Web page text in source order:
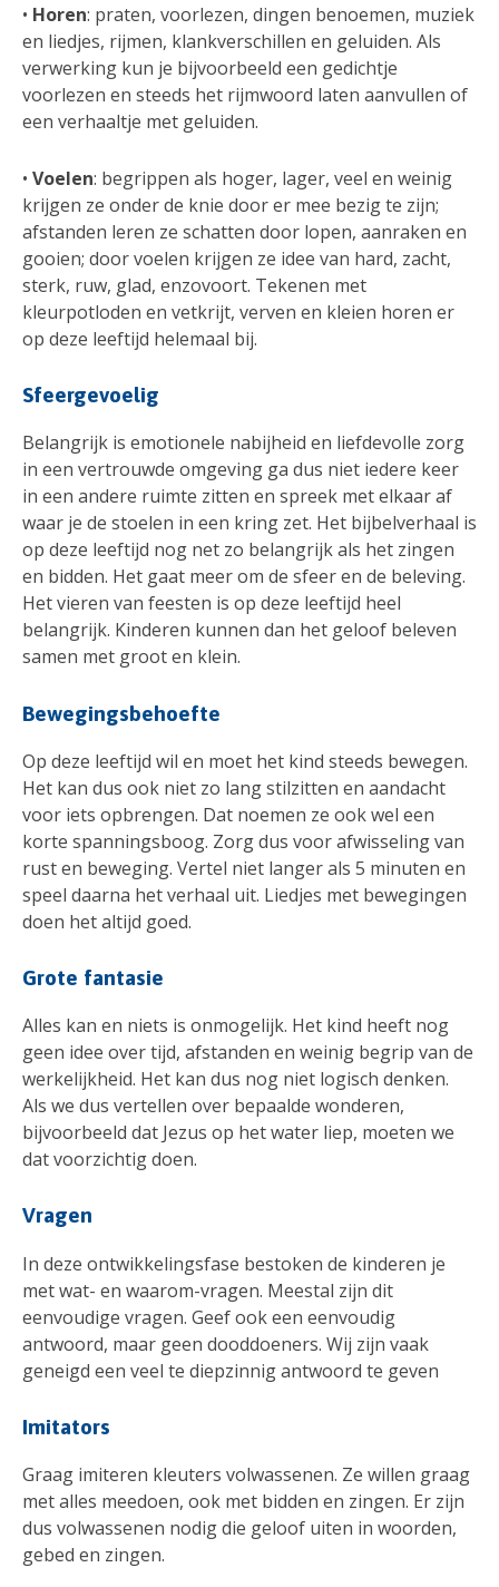
• Horen: praten, voorlezen, dingen benoemen, muziek
en liedjes, rijmen, klankverschillen en geluiden. Als
verwerking kun je bijvoorbeeld een gedichtje
voorlezen en steeds het rijmwoord laten aanvullen of
een verhaaltje met geluiden.
• Voelen: begrippen als hoger, lager, veel en weinig
krijgen ze onder de knie door er mee bezig te zijn;
afstanden leren ze schatten door lopen, aanraken en
gooien; door voelen krijgen ze idee van hard, zacht,
sterk, ruw, glad, enzovoort. Tekenen met
kleurpotloden en vetkrijt, verven en kleien horen er
op deze leeftijd helemaal bij.
Sfeergevoelig
Belangrijk is emotionele nabijheid en liefdevolle zorg
in een vertrouwde omgeving ga dus niet iedere keer
in een andere ruimte zitten en spreek met elkaar af
waar je de stoelen in een kring zet. Het bijbelverhaal is
op deze leeftijd nog net zo belangrijk als het zingen
en bidden. Het gaat meer om de sfeer en de beleving.
Het vieren van feesten is op deze leeftijd heel
belangrijk. Kinderen kunnen dan het geloof beleven
samen met groot en klein.
Bewegingsbehoefte
Op deze leeftijd wil en moet het kind steeds bewegen.
Het kan dus ook niet zo lang stilzitten en aandacht
voor iets opbrengen. Dat noemen ze ook wel een
korte spanningsboog. Zorg dus voor afwisseling van
rust en beweging. Vertel niet langer als 5 minuten en
speel daarna het verhaal uit. Liedjes met bewegingen
doen het altijd goed.
Grote fantasie
Alles kan en niets is onmogelijk. Het kind heeft nog
geen idee over tijd, afstanden en weinig begrip van de
werkelijkheid. Het kan dus nog niet logisch denken.
Als we dus vertellen over bepaalde wonderen,
bijvoorbeeld dat Jezus op het water liep, moeten we
dat voorzichtig doen.
Vragen
In deze ontwikkelingsfase bestoken de kinderen je
met wat- en waarom-vragen. Meestal zijn dit
eenvoudige vragen. Geef ook een eenvoudig
antwoord, maar geen dooddoeners. Wij zijn vaak
geneigd een veel te diepzinnig antwoord te geven
Imitators
Graag imiteren kleuters volwassenen. Ze willen graag
met alles meedoen, ook met bidden en zingen. Er zijn
dus volwassenen nodig die geloof uiten in woorden,
gebed en zingen.